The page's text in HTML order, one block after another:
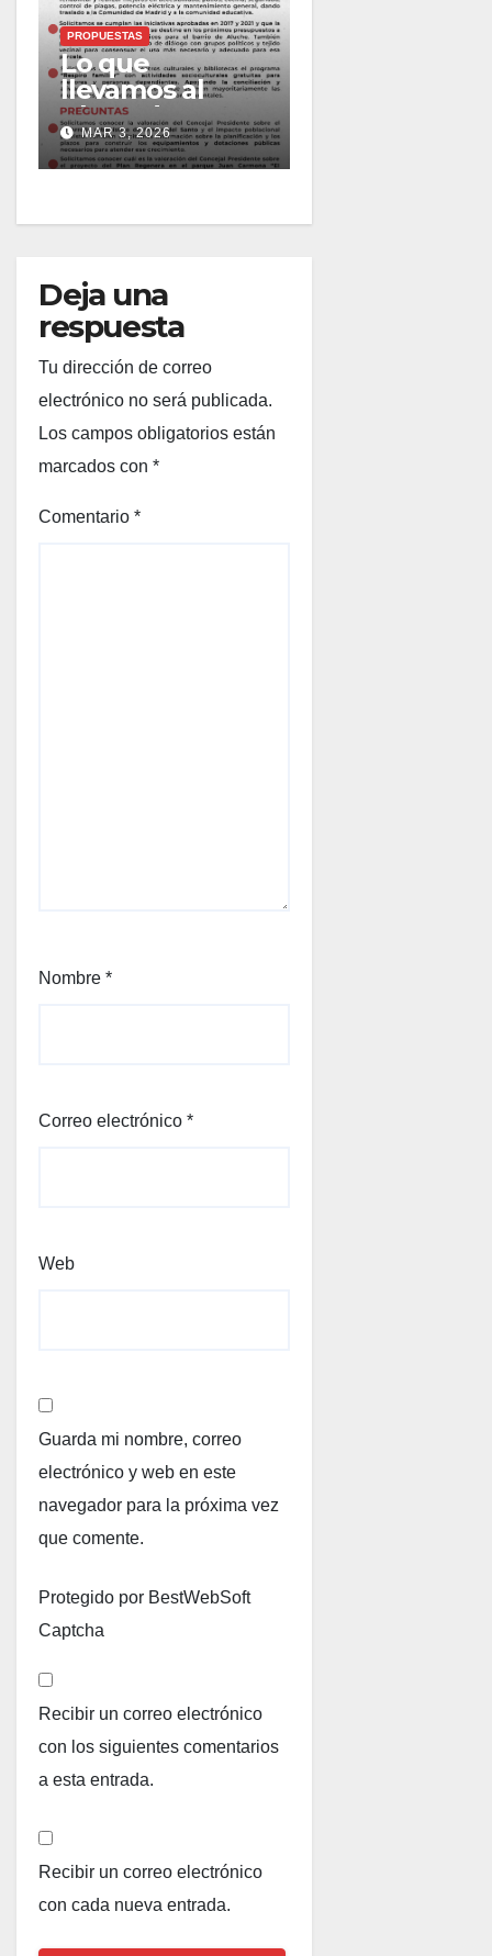
PROPUESTAS
Lo que
llevamos al
Pleno de marzo
MAR 3, 2026
Deja una
respuesta
Tu dirección de correo
electrónico no será publicada.
Los campos obligatorios están
marcados con *
Comentario *
Nombre *
Correo electrónico *
Web
Guarda mi nombre, correo
electrónico y web en este
navegador para la próxima vez
que comente.
Protegido por BestWebSoft
Captcha
Recibir un correo electrónico
con los siguientes comentarios
a esta entrada.
Recibir un correo electrónico
con cada nueva entrada.